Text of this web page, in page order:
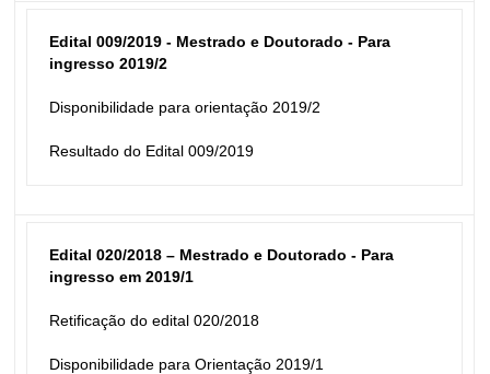
Edital 009/2019 - Mestrado e Doutorado - Para
ingresso 2019/2
Disponibilidade para orientação 2019/2
Resultado do Edital 009/2019
Edital 020/2018 – Mestrado e Doutorado - Para
ingresso em 2019/1
Retificação do edital 020/2018
Disponibilidade para Orientação 2019/1